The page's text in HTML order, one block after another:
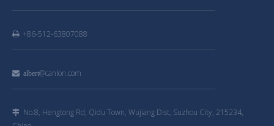
+86-512-63807088
 albert@canlon.com
 No.8, Hengtong Rd, Qidu Town, Wujiang Dist, Suzhou City, 215234,